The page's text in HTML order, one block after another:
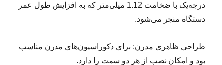
درجه‌یک با ضخامت 1.12 میلی‌متر که به افزایش طول عمر
دستگاه منجر می‌شود.
طراحی ظاهری مدرن: برای دکوراسیون‌های مدرن مناسب
بود و امکان نصب از هر دو سمت را دارد.